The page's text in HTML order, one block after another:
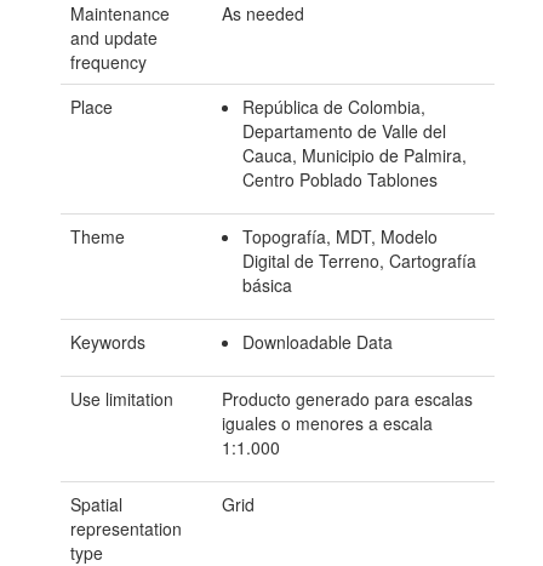
Maintenance
and update
frequency
As needed
Place
República de Colombia,
Departamento de Valle del
Cauca, Municipio de Palmira,
Centro Poblado Tablones
Theme
Topografía, MDT, Modelo
Digital de Terreno, Cartografía
básica
Keywords Downloadable Data
Use limitation
Producto generado para escalas
iguales o menores a escala
1:1.000
Spatial
representation
type
Grid